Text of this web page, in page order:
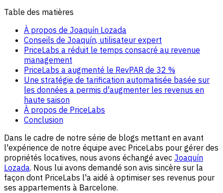
Table des matières
À propos de Joaquín Lozada
Conseils de Joaquín, utilisateur expert
PriceLabs a réduit le temps consacré au revenue
management
PriceLabs a augmenté le RevPAR de 32 %
Une stratégie de tarification automatisée basée sur
les données a permis d'augmenter les revenus en
haute saison
À propos de PriceLabs
Conclusion
Dans le cadre de notre série de blogs mettant en avant
l'expérience de notre équipe avec PriceLabs pour gérer des
propriétés locatives, nous avons échangé avec Joaquín
Lozada. Nous lui avons demandé son avis sincère sur la
façon dont PriceLabs l'a aidé à optimiser ses revenus pour
ses appartements à Barcelone.